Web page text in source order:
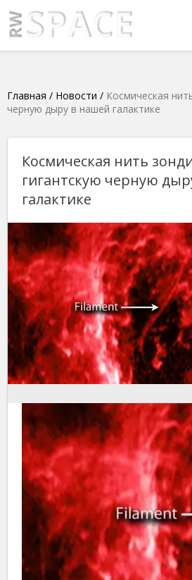
Главная / Новости / Космическая
черную дыру в нашей галактике
Космическая нить
гигантскую черную
галактике